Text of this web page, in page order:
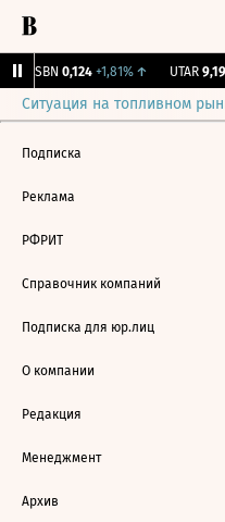
USBN 0,124 +1,81%↑ UTAR 9,19
Ситуация на топливном
Подписка
Реклама
РФРИТ
Справочник компаний
Подписка для юр.лиц
О компании
Редакция
Менеджмент
Архив